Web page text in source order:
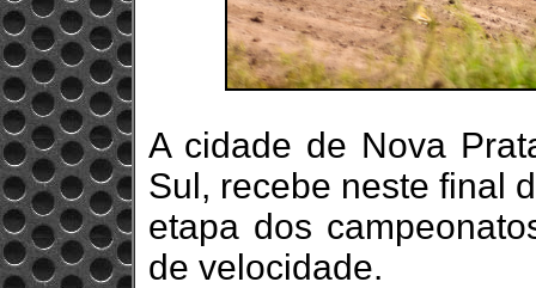
A cidade de Nova
Sul, recebe neste final
etapa dos
de velocidade.